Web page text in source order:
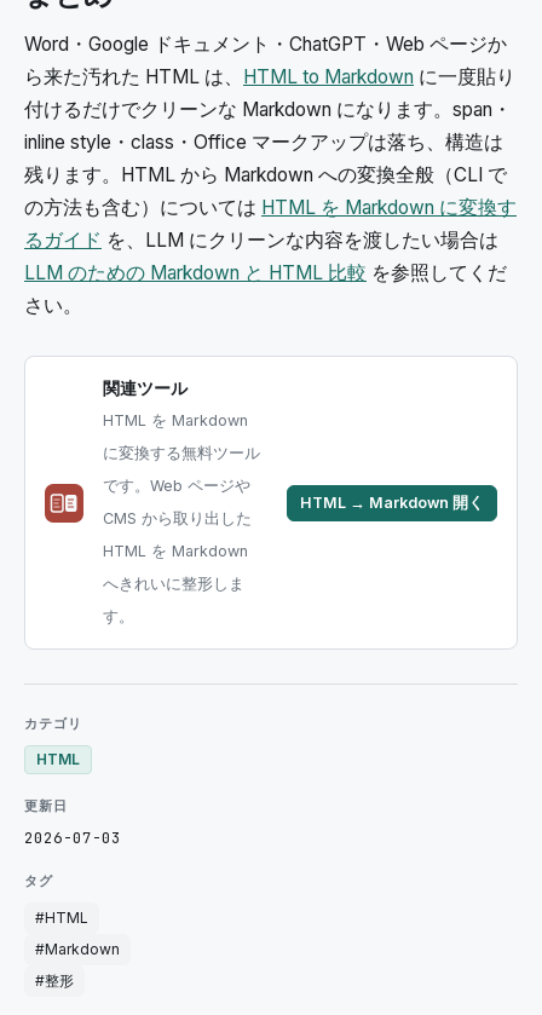
Word・Google ドキュメント・ChatGPT・Web ページか
ら来た汚れた HTML は、 HTML to Markdown に一度貼り
付けるだけでクリーンな Markdown になります。span・
inline style・class・Office マークアップは落ち、構造は
残ります。HTML から Markdown への変換全般（CLI で
の方法も含む）については HTML を Markdown に変換す
るガイド を、LLM にクリーンな内容を渡したい場合は
LLM のための Markdown と HTML 比較 を参照してくだ
さい。
関連ツール
HTML を Markdown
に変換する無料ツール
です。Web ページや
CMS から取り出した
HTML を Markdown
へきれいに整形しま
す。
HTML → Markdown 開く
カテゴリ
HTML
更新日
2026-07-03
タグ
#HTML
#Markdown
#整形